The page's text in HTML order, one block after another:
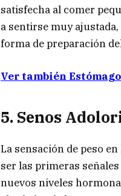
satisfecha al comer
a sentirse muy
forma de preparación
Ver también
5. Senos
La sensación de peso
ser las primeras
nuevos niveles